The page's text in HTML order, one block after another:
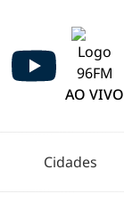
AO VIVO
Cidades